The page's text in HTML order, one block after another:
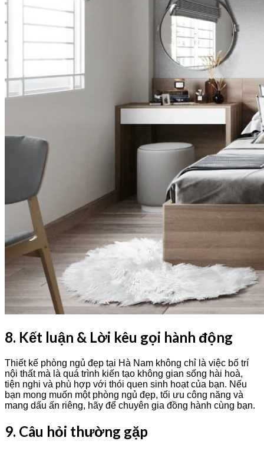
8. Kết luận & Lời kêu gọi hành động
Thiết kế phòng ngủ đẹp tại Hà Nam không chỉ là việc bố trí
nội thất mà là quá trình kiến tạo không gian sống hài hoà,
tiện nghi và phù hợp với thói quen sinh hoạt của bạn. Nếu
bạn mong muốn một phòng ngủ đẹp, tối ưu công năng và
mang dấu ấn riêng, hãy để chuyên gia đồng hành cùng bạn.
9. Câu hỏi thường gặp